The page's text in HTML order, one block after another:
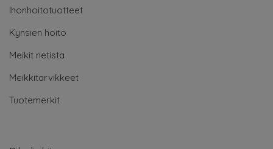
Ihonhoitotuotteet
Kynsien hoito
Meikit netistä
Meikkitarvikkeet
Tuotemerkit